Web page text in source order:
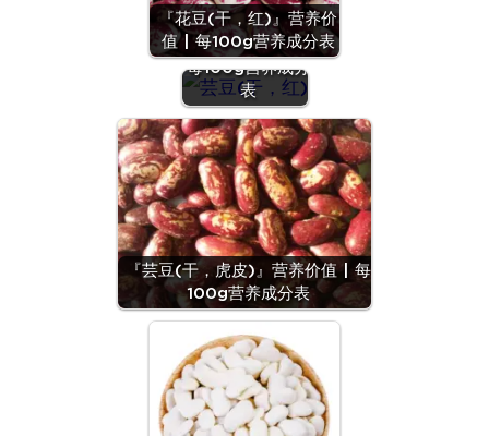
『花豆(干，红)』营养价
值 | 每100g营养成分表
『芸豆(干，
红)』营养价值 |
每100g营养成分
表
『芸豆(干，虎皮)』营养价值 | 每
100g营养成分表